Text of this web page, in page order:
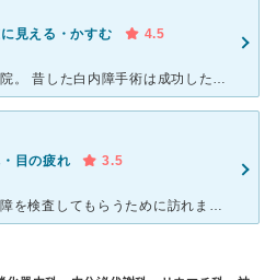
見える・かすむ
4.5
白内障の再手術で入院して通院。 昔した白内障手術は成功したが、長年に渡ってレンズが入っている袋を固定している部分が一つ取れてしまったので、袋を取り去って、レンズを直接目に縫いつける手術をした。 入
目の疲れ
3.5
以前持病の薬の副作用で白内障を検査してもらうために訪れました。 ちゃんとみてくれて、しっかり診断してくれたのでよかったです。 感じがよかったと思います。 病院は古くて結構待たされることもあるとお